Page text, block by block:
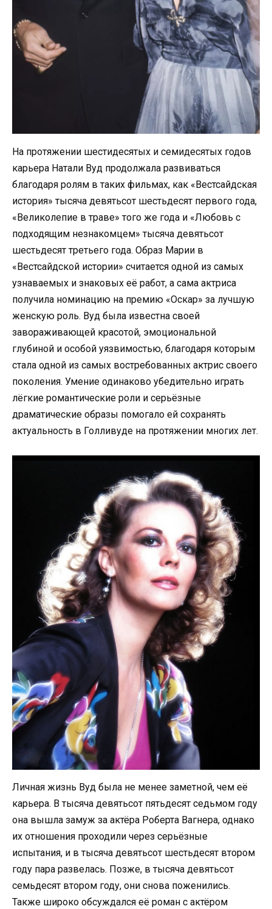
На протяжении шестидесятых и семидесятых годов
карьера Натали Вуд продолжала развиваться
благодаря ролям в таких фильмах, как «Вестсайдская
история» тысяча девятьсот шестьдесят первого года,
«Великолепие в траве» того же года и «Любовь с
подходящим незнакомцем» тысяча девятьсот
шестьдесят третьего года. Образ Марии в
«Вестсайдской истории» считается одной из самых
узнаваемых и знаковых её работ, а сама актриса
получила номинацию на премию «Оскар» за лучшую
женскую роль. Вуд была известна своей
завораживающей красотой, эмоциональной
глубиной и особой уязвимостью, благодаря которым
стала одной из самых востребованных актрис своего
поколения. Умение одинаково убедительно играть
лёгкие романтические роли и серьёзные
драматические образы помогало ей сохранять
актуальность в Голливуде на протяжении многих лет.
Личная жизнь Вуд была не менее заметной, чем её
карьера. В тысяча девятьсот пятьдесят седьмом году
она вышла замуж за актёра Роберта Вагнера, однако
их отношения проходили через серьёзные
испытания, и в тысяча девятьсот шестьдесят втором
году пара развелась. Позже, в тысяча девятьсот
семьдесят втором году, они снова поженились.
Также широко обсуждался её роман с актёром